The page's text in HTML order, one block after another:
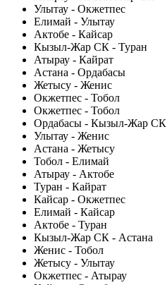
Улытау - Окжетпес
Елимай - Улытау
Актобе - Кайсар
Кызыл-Жар СК - Туран
Атырау - Кайрат
Астана - Ордабасы
Жетысу - Женис
Окжетпес - Тобол
Окжетпес - Тобол
Ордабасы - Кызыл-Жар СК
Улытау - Женис
Астана - Жетысу
Тобол - Елимай
Атырау - Актобе
Туран - Кайрат
Кайсар - Окжетпес
Елимай - Кайсар
Актобе - Туран
Кызыл-Жар СК - Астана
Женис - Тобол
Жетысу - Улытау
Окжетпес - Атырау